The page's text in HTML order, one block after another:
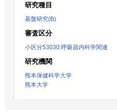
研究種目
基盤研究(B)
審査区分
小区分53030:呼吸器内科学関連
研究機関
熊本保健科学大学
熊本大学